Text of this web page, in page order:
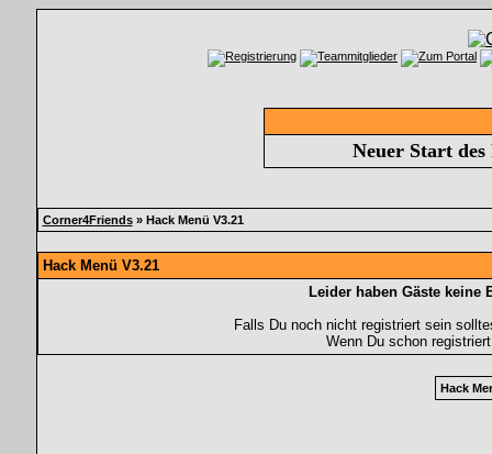
Neuer Start
Corner4Friends» Hack Menü V3.21
Hack Menü V3.21
Leider haben Gäste keine
Falls Du noch nicht registriert sein
Wenn Du schon
Hack